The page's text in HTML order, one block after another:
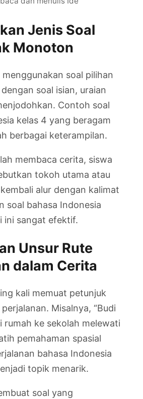
Jenis Soal
Monoton
soal pilihan
soal isian, uraian
Contoh soal
kelas 4 yang beragam
berbagai keterampilan.
membaca cerita, siswa
tokoh utama atau
alur dengan kalimat
soal bahasa Indonesia
ini sangat efektif.
Unsur Rute
dalam Cerita
kali memuat petunjuk
Misalnya, “Budi
rumah ke sekolah melewati
pemahaman spasial
bahasa Indonesia
topik menarik.
soal yang